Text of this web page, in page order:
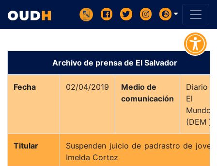
Archivo de prensa de El Salvador
Fecha 02/04/2019
Medio de
comunicación
Diario
El
Mundo
(DEM )
Titular
Suspenden juicio de padrastro de joven
Imelda Cortez